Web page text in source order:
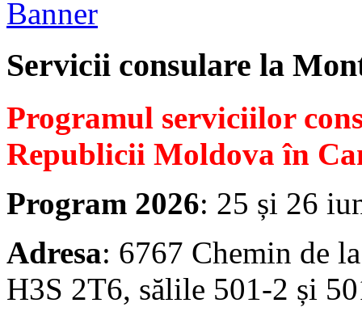
Servicii consulare la
Programul serviciilor
Republicii Moldova în
Program 2026: 25 și 26
Adresa: 6767 Chemin de
H3S 2T6, sălile 501-2 și